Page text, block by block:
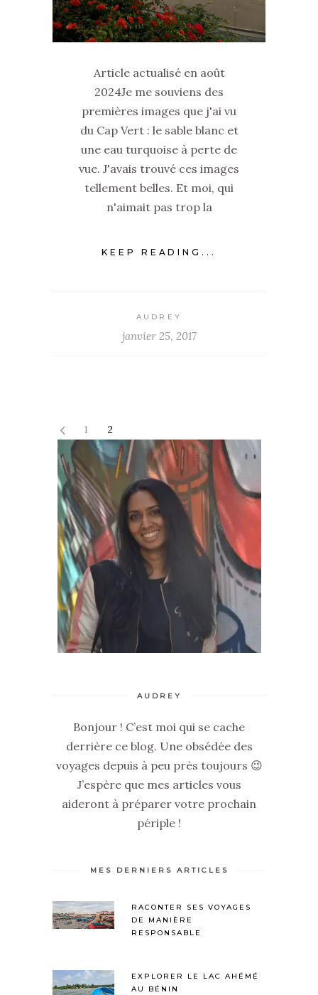
Article actualisé en août
2024Je me souviens des
premières images que j'ai vu
du Cap Vert : le sable blanc et
une eau turquoise à perte de
vue. J'avais trouvé ces images
tellement belles. Et moi, qui
n'aimait pas trop la
KEEP READING...
AUDREY
janvier 25, 2017
1 2
AUDREY
Bonjour ! C’est moi qui se cache
derrière ce blog. Une obsédée des
voyages depuis à peu près toujours 😉
J’espère que mes articles vous
aideront à préparer votre prochain
périple !
MES DERNIERS ARTICLES
RACONTER SES VOYAGES
DE MANIÈRE
RESPONSABLE
EXPLORER LE LAC AHÉMÉ
AU BÉNIN